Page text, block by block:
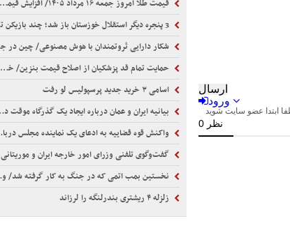
قیمت طلا امروز جمعه ۱۶ مرداد ۱۴۰۵/ افزایش قیمت طلا
شکار دارایی ثروتمندان با هوش مصنوعی/ چین در جستجوی صدها میلیارد دلار مالیات پرداخت نشده
حمایت تمام قد پزشکیان از اصلاح قیمت بنزین/ خب چه زمانی باید دست بزنیم؟ زمانی که خودمان غرق شدیم؟
اسامی ۳ خرید جدید پرسپولیس لو رفت
بیانیه ایران و عمان درباره ایجاد یک گذرگاه موقت در تنگه هرمز چه زمان منتشر می شود؟
واکنش قوه قضاییه به ادعای یک نماینده مجلس درباره شهادت شهید لاریجانی
گفت‌وگوی تلفنی وزرای امور خارجه ایران و موریتانی
نخستین بمب اتمی که در جنگ به کار گرفته شد/ وقتی شهر در دیگ قیر می‌جوشید/ حالا بمب زنده است... و چه حس عجیبی دارد که پشت سر تو باشد
زلزله ۴ ریشتری بندرلنگه را لرزاند